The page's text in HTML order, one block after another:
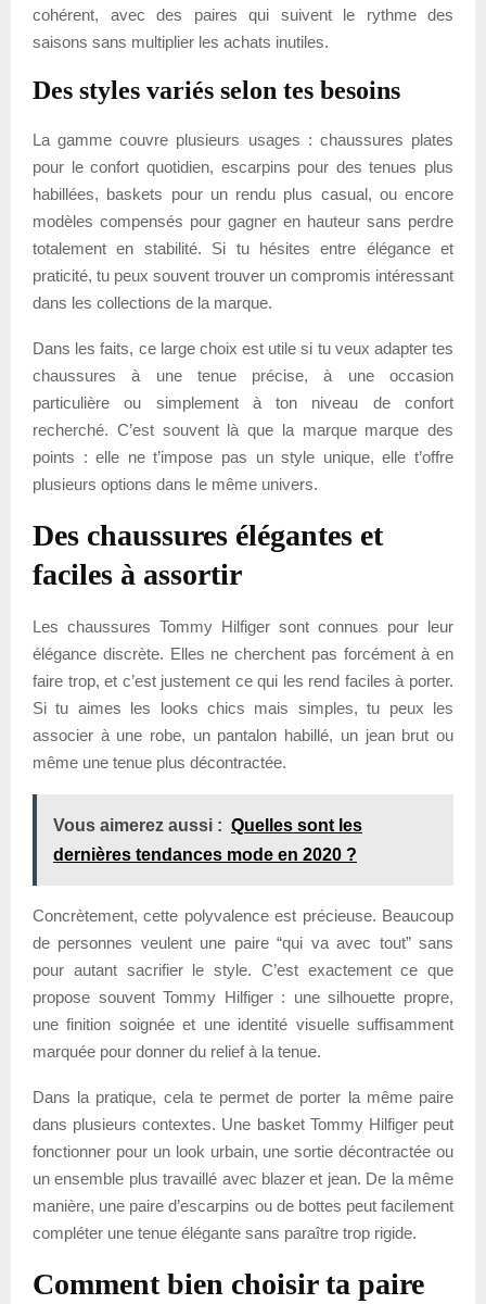
cohérent, avec des paires qui suivent le rythme des
saisons sans multiplier les achats inutiles.
Des styles variés selon tes besoins
La gamme couvre plusieurs usages : chaussures plates
pour le confort quotidien, escarpins pour des tenues plus
habillées, baskets pour un rendu plus casual, ou encore
modèles compensés pour gagner en hauteur sans perdre
totalement en stabilité. Si tu hésites entre élégance et
praticité, tu peux souvent trouver un compromis intéressant
dans les collections de la marque.
Dans les faits, ce large choix est utile si tu veux adapter tes
chaussures à une tenue précise, à une occasion
particulière ou simplement à ton niveau de confort
recherché. C’est souvent là que la marque marque des
points : elle ne t’impose pas un style unique, elle t’offre
plusieurs options dans le même univers.
Des chaussures élégantes et
faciles à assortir
Les chaussures Tommy Hilfiger sont connues pour leur
élégance discrète. Elles ne cherchent pas forcément à en
faire trop, et c’est justement ce qui les rend faciles à porter.
Si tu aimes les looks chics mais simples, tu peux les
associer à une robe, un pantalon habillé, un jean brut ou
même une tenue plus décontractée.
Vous aimerez aussi : Quelles sont les
dernières tendances mode en 2020 ?
Concrètement, cette polyvalence est précieuse. Beaucoup
de personnes veulent une paire “qui va avec tout” sans
pour autant sacrifier le style. C’est exactement ce que
propose souvent Tommy Hilfiger : une silhouette propre,
une finition soignée et une identité visuelle suffisamment
marquée pour donner du relief à la tenue.
Dans la pratique, cela te permet de porter la même paire
dans plusieurs contextes. Une basket Tommy Hilfiger peut
fonctionner pour un look urbain, une sortie décontractée ou
un ensemble plus travaillé avec blazer et jean. De la même
manière, une paire d’escarpins ou de bottes peut facilement
compléter une tenue élégante sans paraître trop rigide.
Comment bien choisir ta paire